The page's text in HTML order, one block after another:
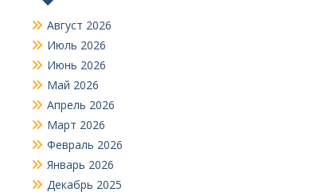
Август 2026
Июль 2026
Июнь 2026
Май 2026
Апрель 2026
Март 2026
Февраль 2026
Январь 2026
Декабрь 2025